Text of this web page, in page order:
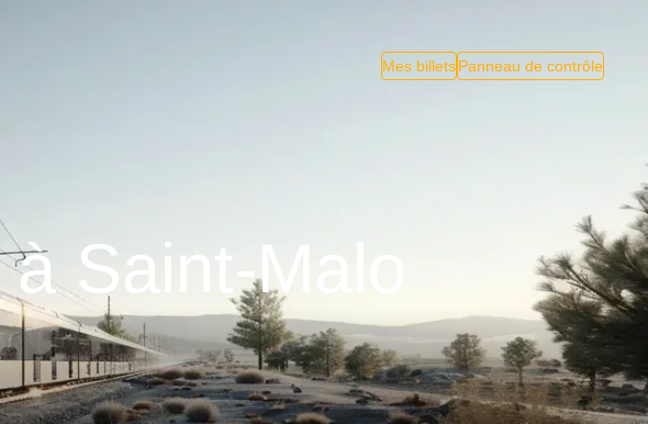
Mes billetsPanneau de contrôle
Saint-Malo